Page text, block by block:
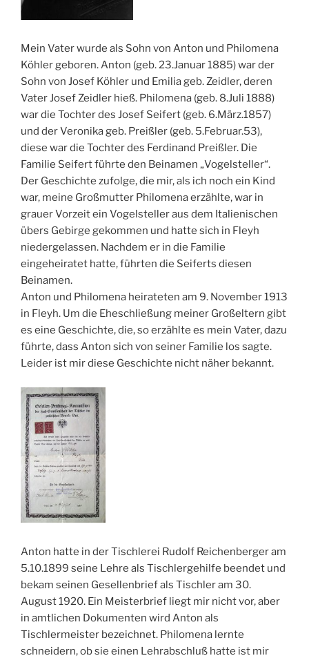
Mein Vater wurde als Sohn von Anton und Philomena
Köhler geboren. Anton (geb. 23.Januar 1885) war der
Sohn von Josef Köhler und Emilia geb. Zeidler, deren
Vater Josef Zeidler hieß. Philomena (geb. 8.Juli 1888)
war die Tochter des Josef Seifert (geb. 6.März.1857)
und der Veronika geb. Preißler (geb. 5.Februar.53),
diese war die Tochter des Ferdinand Preißler. Die
Familie Seifert führte den Beinamen „Vogelsteller“.
Der Geschichte zufolge, die mir, als ich noch ein Kind
war, meine Großmutter Philomena erzählte, war in
grauer Vorzeit ein Vogelsteller aus dem Italienischen
übers Gebirge gekommen und hatte sich in Fleyh
niedergelassen. Nachdem er in die Familie
eingeheiratet hatte, führten die Seiferts diesen
Beinamen.
Anton und Philomena heirateten am 9. November 1913
in Fleyh. Um die Eheschließung meiner Großeltern gibt
es eine Geschichte, die, so erzählte es mein Vater, dazu
führte, dass Anton sich von seiner Familie los sagte.
Leider ist mir diese Geschichte nicht näher bekannt.
Anton hatte in der Tischlerei Rudolf Reichenberger am
5.10.1899 seine Lehre als Tischlergehilfe beendet und
bekam seinen Gesellenbrief als Tischler am 30.
August 1920. Ein Meisterbrief liegt mir nicht vor, aber
in amtlichen Dokumenten wird Anton als
Tischlermeister bezeichnet. Philomena lernte
schneidern, ob sie einen Lehrabschluß hatte ist mir